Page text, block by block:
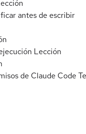
antes de escribir
Lección
de Claude Code